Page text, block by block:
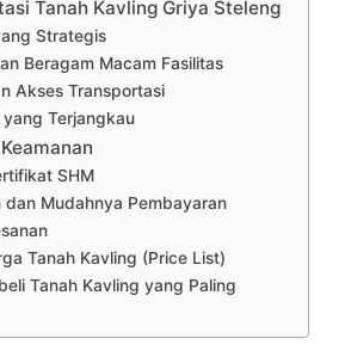
Tanah Kavling Griya Steleng
Strategis
Beragam Macam Fasilitas
Akses Transportasi
yang Terjangkau
SHM
dan Mudahnya Pembayaran
Tanah Kavling (Price List)
Tanah Kavling yang Paling